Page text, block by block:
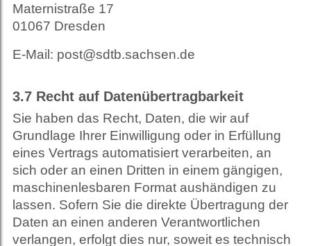
Maternistraße 17
01067 Dresden
E-Mail: post@sdtb.sachsen.de
3.7 Recht auf Datenübertragbarkeit
Sie haben das Recht, Daten, die wir auf
Grundlage Ihrer Einwilligung oder in Erfüllung
eines Vertrags automatisiert verarbeiten, an
sich oder an einen Dritten in einem gängigen,
maschinenlesbaren Format aushändigen zu
lassen. Sofern Sie die direkte Übertragung der
Daten an einen anderen Verantwortlichen
verlangen, erfolgt dies nur, soweit es technisch